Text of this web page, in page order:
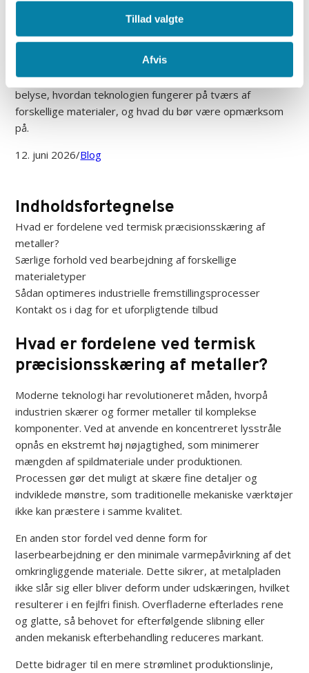
Tillad valgte
Afvis
Når det kommer til moderne fremstilling af
metalkomponenter, er præcision og effektivitet
altafgørende for et godt resultat. I dette blogindlæg
kommer vi nærmere ind på laserskæring
mest avancerede metoder til bearbejdning af plader. Vi vil
belyse, hvordan teknologien fungerer på tværs af
forskellige materialer, og hvad du bør være opmærksom
på.
12. juni 2026/Blog
Indholdsfortegnelse
Hvad er fordelene ved termisk præcisionsskæring af
metaller?
Særlige forhold ved bearbejdning af forskellige
materialetyper
Sådan optimeres industrielle fremstillingsprocesser
Kontakt os i dag for et uforpligtende tilbud
Hvad er fordelene ved termisk
præcisionsskæring af metaller?
Moderne teknologi har revolutioneret måden, hvorpå
industrien skærer og former metaller til komplekse
komponenter. Ved at anvende en koncentreret lysstråle
opnås en ekstremt høj nøjagtighed, som minimerer
mængden af spildmateriale under produktionen.
Processen gør det muligt at skære fine detaljer og
indviklede mønstre, som traditionelle mekaniske værktøjer
ikke kan præstere i samme kvalitet.
En anden stor fordel ved denne form for
laserbearbejdning er den minimale varmepåvirkning af det
omkringliggende materiale. Dette sikrer, at metalpladen
ikke slår sig eller bliver deform under udskæringen, hvilket
resulterer i en fejlfri finish. Overfladerne efterlades rene
og glatte, så behovet for efterfølgende slibning eller
anden mekanisk efterbehandling reduceres markant.
Dette bidrager til en mere strømlinet produktionslinje,